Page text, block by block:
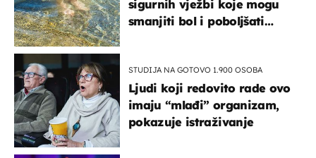
sigurnih vježbi koje mogu
smanjiti bol i poboljšati
STUDIJA NA GOTOVO 1.900 OSOBA
Ljudi koji redovito rade ovo
imaju “mlađi” organizam,
pokazuje istraživanje